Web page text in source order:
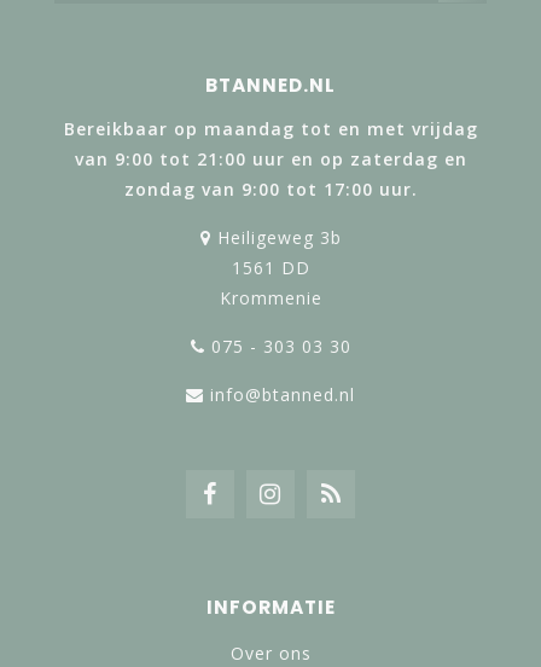
BTANNED.NL
Bereikbaar op maandag tot en met vrijdag
van 9:00 tot 21:00 uur en op zaterdag en
zondag van 9:00 tot 17:00 uur.
Heiligeweg 3b
1561 DD
Krommenie
075 - 303 03 30
info@btanned.nl
INFORMATIE
Over ons